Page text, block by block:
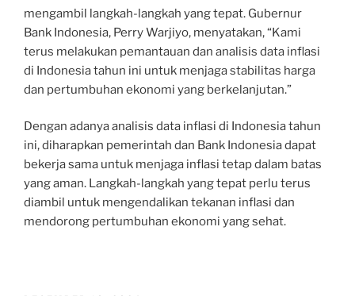
mengambil langkah-langkah yang tepat. Gubernur
Bank Indonesia, Perry Warjiyo, menyatakan, “Kami
terus melakukan pemantauan dan analisis data inflasi
di Indonesia tahun ini untuk menjaga stabilitas harga
dan pertumbuhan ekonomi yang berkelanjutan.”
Dengan adanya analisis data inflasi di Indonesia tahun
ini, diharapkan pemerintah dan Bank Indonesia dapat
bekerja sama untuk menjaga inflasi tetap dalam batas
yang aman. Langkah-langkah yang tepat perlu terus
diambil untuk mengendalikan tekanan inflasi dan
mendorong pertumbuhan ekonomi yang sehat.